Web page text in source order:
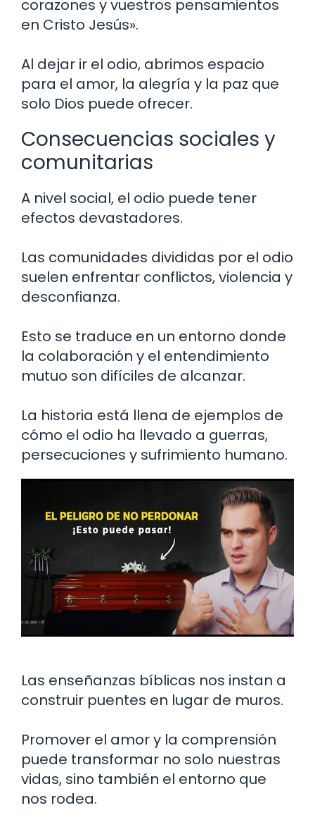
corazones y vuestros pensamientos
en Cristo Jesús».
Al dejar ir el odio, abrimos espacio
para el amor, la alegría y la paz que
solo Dios puede ofrecer.
Consecuencias sociales y
comunitarias
A nivel social, el odio puede tener
efectos devastadores.
Las comunidades divididas por el odio
suelen enfrentar conflictos, violencia y
desconfianza.
Esto se traduce en un entorno donde
la colaboración y el entendimiento
mutuo son difíciles de alcanzar.
La historia está llena de ejemplos de
cómo el odio ha llevado a guerras,
persecuciones y sufrimiento humano.
Las enseñanzas bíblicas nos instan a
construir puentes en lugar de muros.
Promover el amor y la comprensión
puede transformar no solo nuestras
vidas, sino también el entorno que
nos rodea.